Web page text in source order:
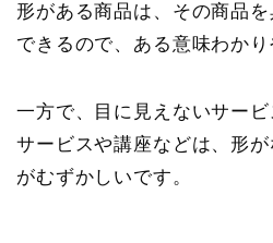
形がある商品は、その商品
できるので、ある意味わかり
一方で、目に見えないサー
サービスや講座などは、形
がむずかしいです。